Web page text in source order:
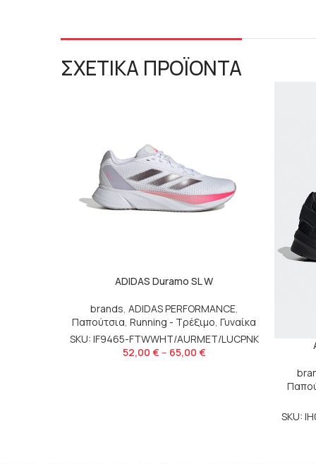
ΣΧΕΤΙΚΑ ΠΡΟΪΟΝΤΑ
ADIDAS Duramo SL W
brands, ADIDAS PERFORMANCE,
Παπούτσια, Running - Τρέξιμο, Γυναίκα
SKU: IF9465-FTWWHT/AURMET/LUCPNK
52,00 € – 65,00 €
SKU: